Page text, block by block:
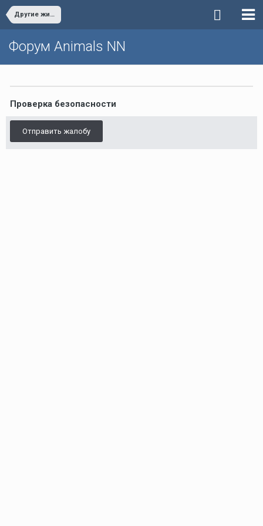
Другие животные
Форум Animals NN
Проверка безопасности
Отправить жалобу